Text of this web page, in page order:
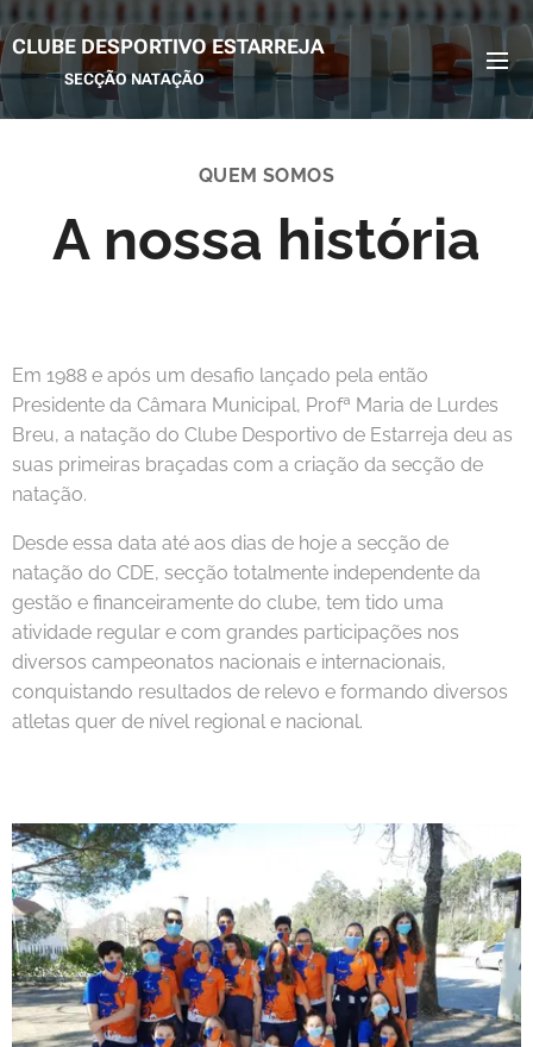
CLUBE DESPORTIVO ESTARREJA
SECÇÃO NATAÇÃO
QUEM SOMOS
A nossa história
Em 1988 e após um desafio lançado pela então
Presidente da Câmara Municipal, Profª Maria de Lurdes
Breu, a natação do Clube Desportivo de Estarreja deu as
suas primeiras braçadas com a criação da secção de
natação.
Desde essa data até aos dias de hoje a secção de
natação do CDE, secção totalmente independente da
gestão e financeiramente do clube, tem tido uma
atividade regular e com grandes participações nos
diversos campeonatos nacionais e internacionais,
conquistando resultados de relevo e formando diversos
atletas quer de nível regional e nacional.